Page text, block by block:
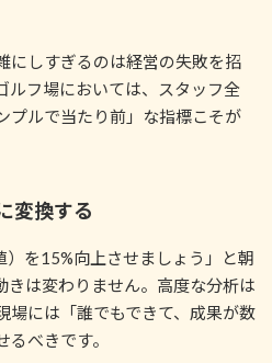
にしすぎるのは経営の失敗を招
ルフ場においては、スタッフ全
プルで当たり前」な指標こそが
変換する
）を15%向上させましょう」と朝
きは変わりません。高度な分析は
場には「誰でもできて、成果が数
べきです。